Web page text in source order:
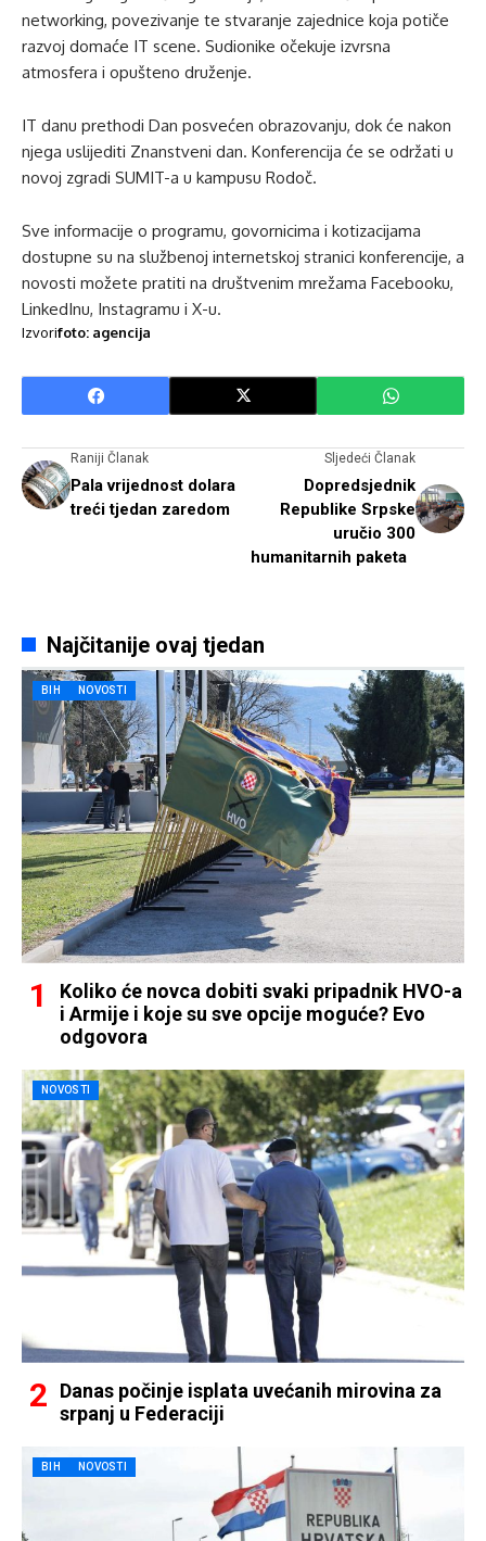
networking, povezivanje te stvaranje zajednice koja potiče
razvoj domaće IT scene. Sudionike očekuje izvrsna
atmosfera i opušteno druženje.
IT danu prethodi Dan posvećen obrazovanju, dok će nakon
njega uslijediti Znanstveni dan. Konferencija će se održati u
novoj zgradi SUMIT-a u kampusu Rodoč.
Sve informacije o programu, govornicima i kotizacijama
dostupne su na službenoj internetskoj stranici konferencije, a
novosti možete pratiti na društvenim mrežama Facebooku,
LinkedInu, Instagramu i X-u.
Izvorifoto: agencija
Raniji Članak
Pala vrijednost dolara
treći tjedan zaredom
Sljedeći Članak
Dopredsjednik
Republike Srpske
uručio 300
humanitarnih paketa
Najčitanije ovaj tjedan
BIH NOVOSTI
Koliko će novca dobiti svaki pripadnik HVO-a
i Armije i koje su sve opcije moguće? Evo
odgovora
NOVOSTI
Danas počinje isplata uvećanih mirovina za
srpanj u Federaciji
BIH NOVOSTI